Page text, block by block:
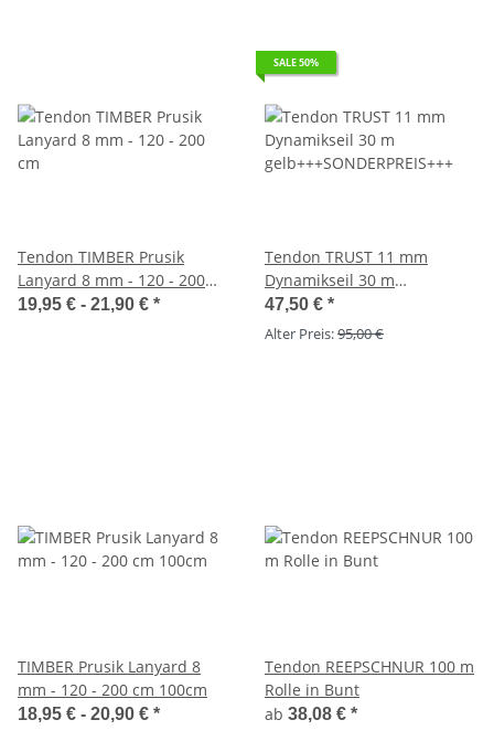
Tendon TIMBER Prusik
Lanyard 8 mm - 120 - 200
cm
19,95 € - 21,90 € *
SALE 50%
Tendon TRUST 11 mm
Dynamikseil 30 m
gelb+++SONDERPREIS+++
47,50 € *
Alter Preis:95,00 €
TIMBER Prusik Lanyard 8
mm - 120 - 200 cm 100cm
18,95 € - 20,90 € *
Tendon REEPSCHNUR 100 m
Rolle in Bunt
ab 38,08 € *